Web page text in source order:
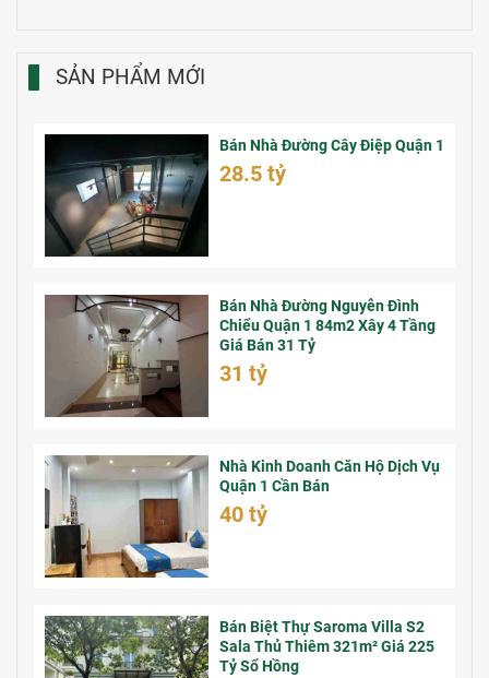
SẢN PHẨM MỚI
Bán Nhà Đường Cây Điệp Quận 1
28.5 tỷ
Bán Nhà Đường Nguyễn Đình
Chiểu Quận 1 84m2 Xây 4 Tầng
Giá Bán 31 Tỷ
31 tỷ
Nhà Kinh Doanh Căn Hộ Dịch Vụ
Quận 1 Cần Bán
40 tỷ
Bán Biệt Thự Saroma Villa S2
Sala Thủ Thiêm 321m² Giá 225
Tỷ Sổ Hồng